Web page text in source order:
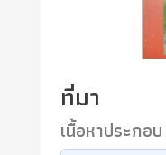
ที่มา
เนื้อหาประกอบ